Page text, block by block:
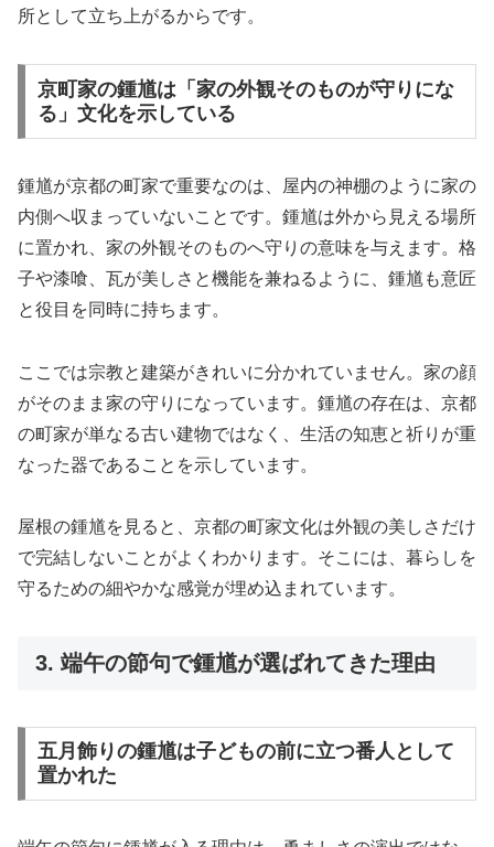
所として立ち上がるからです。
京町家の鍾馗は「家の外観そのものが守りにな
る」文化を示している
鍾馗が京都の町家で重要なのは、屋内の神棚のように家の
内側へ収まっていないことです。鍾馗は外から見える場所
に置かれ、家の外観そのものへ守りの意味を与えます。格
子や漆喰、瓦が美しさと機能を兼ねるように、鍾馗も意匠
と役目を同時に持ちます。
ここでは宗教と建築がきれいに分かれていません。家の顔
がそのまま家の守りになっています。鍾馗の存在は、京都
の町家が単なる古い建物ではなく、生活の知恵と祈りが重
なった器であることを示しています。
屋根の鍾馗を見ると、京都の町家文化は外観の美しさだけ
で完結しないことがよくわかります。そこには、暮らしを
守るための細やかな感覚が埋め込まれています。
3. 端午の節句で鍾馗が選ばれてきた理由
五月飾りの鍾馗は子どもの前に立つ番人として
置かれた